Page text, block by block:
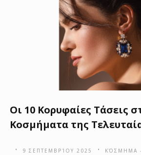
Οι 10 Κορυφαίες Τάσεις
Κοσμήματα της
9 ΣΕΠΤΕΜΒΡΊΟΥ 2025 ΚΌΣΜΗΜΑ -